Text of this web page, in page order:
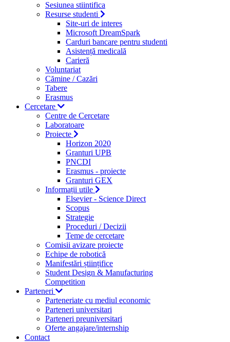
Sesiunea stiintifica
Resurse studenti
Site-uri de interes
Microsoft DreamSpark
Carduri bancare pentru studenti
Asistență medicală
Carieră
Voluntariat
Cămine / Cazări
Tabere
Erasmus
Cercetare
Centre de Cercetare
Laboratoare
Proiecte
Horizon 2020
Granturi UPB
PNCDI
Erasmus - proiecte
Granturi GEX
Informații utile
Elsevier - Science Direct
Scopus
Strategie
Proceduri / Decizii
Teme de cercetare
Comisii avizare proiecte
Echipe de robotică
Manifestări științifice
Student Design & Manufacturing
Competition
Parteneri
Parteneriate cu mediul economic
Parteneri universitari
Parteneri preuniversitari
Oferte angajare/internship
Contact